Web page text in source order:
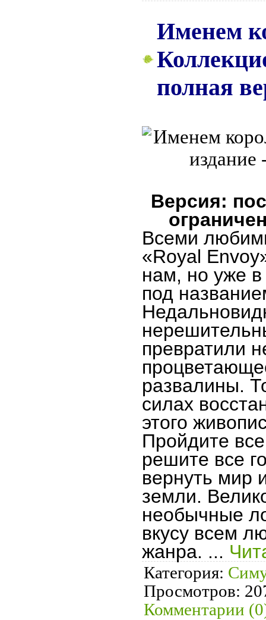
Именем
полная
Версия:
Всеми
«Royal
нам, но уже
под
превратили
развалины.
силах
этого
Пройдите
решите все
вернуть мир
земли.
необычные
вкусу всем
жанра. ...
Категория:
Просмотров:
Комментарии